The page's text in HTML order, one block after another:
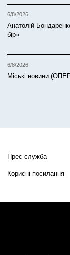
6/8/2026
Анатолій
бір»
6/8/2026
Міські новини
Прес-служба
Корисні посилання